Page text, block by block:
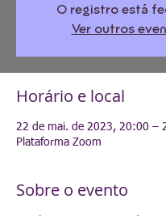
O registro está
Ver outros
Horário e local
22 de mai. de 2023, 20:00 –
Plataforma Zoom
Sobre o evento